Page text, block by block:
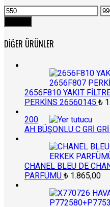
En
düşük
fiyat
En
DIĞER ÜRÜNLER
2656F810 YAKIT
PERKİNS 26560145 ₺
200
AH BÜŞONLU C GRİ
CHANEL BLEU DE
PARFÜMÜ ₺ 1.865,00